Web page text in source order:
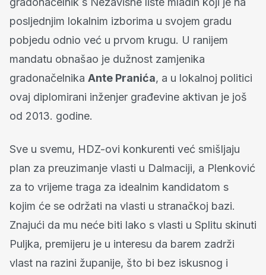
posljednjim lokalnim izborima u svojem gradu
pobjedu odnio već u prvom krugu. U ranijem
mandatu obnašao je dužnost zamjenika
gradonačelnika Ante Pranića, a u lokalnoj politici
ovaj diplomirani inženjer građevine aktivan je još
od 2013. godine.
Sve u svemu, HDZ-ovi konkurenti već smišljaju
plan za preuzimanje vlasti u Dalmaciji, a Plenković
za to vrijeme traga za idealnim kandidatom s
kojim će se održati na vlasti u stranačkoj bazi.
Znajući da mu neće biti lako s vlasti u Splitu skinuti
Puljka, premijeru je u interesu da barem zadrži
vlast na razini županije, što bi bez iskusnog i